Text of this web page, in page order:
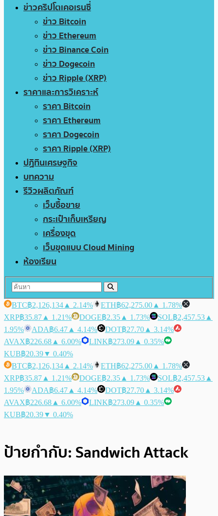
ข่าวคริปโตเคอเรนซี่
ข่าว Bitcoin
ข่าว Ethereum
ข่าว Binance Coin
ข่าว Dogecoin
ข่าว Ripple (XRP)
ราคาและการวิเคราะห์
ราคา Bitcoin
ราคา Ethereum
ราคา Dogecoin
ราคา Ripple (XRP)
ปฏิทินเศรษฐกิจ
บทความ
รีวิวผลิตภัณฑ์
เว็บซื้อขาย
กระเป๋าเก็บเหรียญ
เครื่องขุด
เว็บขุดแบบ Cloud Mining
ห้องเรียน
BTC฿2,126,134 ▲ 2.14% ETH฿62,275.00 ▲ 1.78%
XRP฿35.87 ▲ 1.21% DOGE฿2.35 ▲ 1.73% SOL฿2,457.53 ▲
1.95%
ADA฿6.47 ▲ 4.14% DOT฿27.70 ▲ 3.14%
AVAX฿226.68 ▲ 6.00% LINK฿273.09 ▲ 0.35%
KUB฿20.39▼ 0.40%
BTC฿2,126,134 ▲ 2.14% ETH฿62,275.00 ▲ 1.78%
XRP฿35.87 ▲ 1.21% DOGE฿2.35 ▲ 1.73% SOL฿2,457.53 ▲
1.95%
ADA฿6.47 ▲ 4.14% DOT฿27.70 ▲ 3.14%
AVAX฿226.68 ▲ 6.00% LINK฿273.09 ▲ 0.35%
KUB฿20.39▼ 0.40%
ป้ายกำกับ: Sandwich Attack